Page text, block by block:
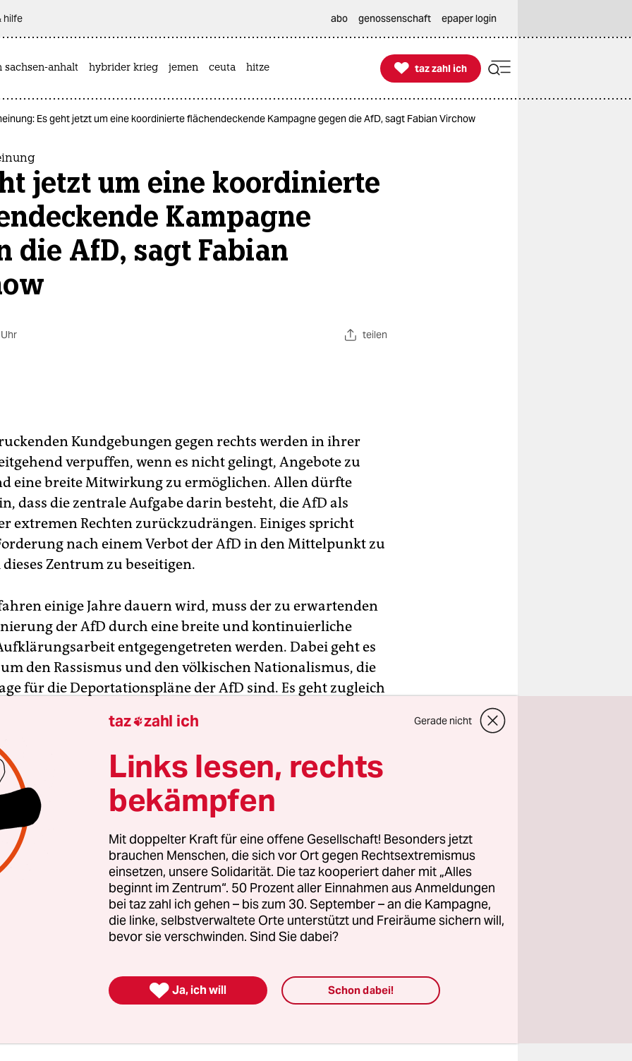
hilfe abo genossenschaft epaper login
sachsen-anhalt hybrider krieg jemen ceuta hitze 
taz zahl ich
taz zahl ich
Es geht jetzt um eine koordinierte flächendeckende Kampagne gegen die AfD, sagt Fabian Virchow
jetzt um eine koordinierte
Kampagne
die AfD, sagt Fabian
teilen
Kundgebungen gegen rechts werden in ihrer
verpuffen, wenn es nicht gelingt, Angebote zu
eine breite Mitwirkung zu ermöglichen. Allen dürfte
dass die zentrale Aufgabe darin besteht, die AfD als
extremen Rechten zurückzudrängen. Einiges spricht
nach einem Verbot der AfD in den Mittelpunkt zu
Zentrum zu beseitigen.
einige Jahre dauern wird, muss der zu erwartenden
der AfD durch eine breite und kontinuierliche
entgegengetreten werden. Dabei geht es
den Rassismus und den völkischen Nationalismus, die
für die Deportationspläne der AfD sind. Es geht zugleich
sollen, die auch produktiv sind. Diese Figur wird
gegen Langzeitarbeitslose, gegen Bürgergeld-
gegen Geflüchtete. Schließlich muss es mit Blick auf
Jahres darum gehen, die Auseinandersetzung mit
und -Wähler:innen zu führen, um die Brandmauer
möglich zu machen und den politischen Preis, den die
wie auch immer geartete Kooperation mit der AfD nach
im Herbst zu zahlen hätte, zu erhöhen.
eine Aufgabe für eine koordinierte flächendeckende
einer Bewegung, die sich auf lokale und regionale
Aufgabe dieser Gruppen, auf mögliche
von AfD-Funktionären zu achten.
taz zahl ich Gerade nicht
Links lesen, rechts
bekämpfen
Mit doppelter Kraft für eine offene Gesellschaft! Besonders jetzt
brauchen Menschen, die sich vor Ort gegen Rechtsextremismus
einsetzen, unsere Solidarität. Die taz kooperiert daher mit „Alles
beginnt im Zentrum“. 50 Prozent aller Einnahmen aus Anmeldungen
bei taz zahl ich gehen – bis zum 30. September – an die Kampagne,
die linke, selbstverwaltete Orte unterstützt und Freiräume sichern will,
bevor sie verschwinden. Sind Sie dabei?
 Ja, ich will Schon dabei!